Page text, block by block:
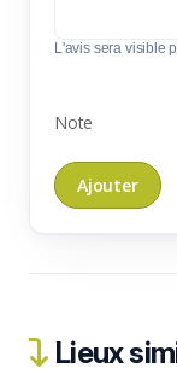
L'avis sera visible
Note
Lieux